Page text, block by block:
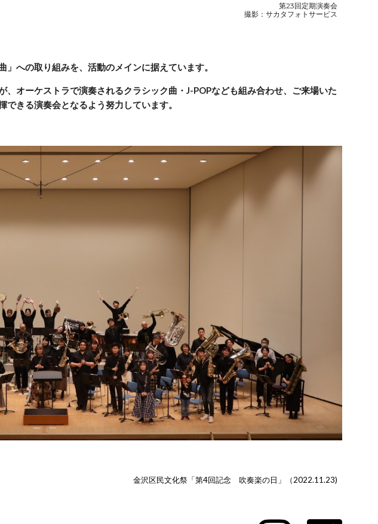
第23回定期演奏会
撮影：サカタフォトサービス
への取り組みを、活動のメインに据えています。
オーケストラで演奏されるクラシック曲・J-POPなども組み合わせ、ご来場いた
きる演奏会となるよう努力しています。
金沢区民文化祭「第4回記念 吹奏楽の日」（2022.11.23)